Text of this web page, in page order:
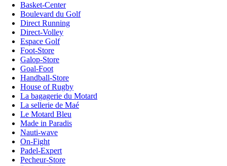
Basket-Center
Boulevard du Golf
Direct Running
Direct-Volley
Espace Golf
Foot-Store
Galop-Store
Goal-Foot
Handball-Store
House of Rugby
La bagagerie du Motard
La sellerie de Maé
Le Motard Bleu
Made in Paradis
Nauti-wave
On-Fight
Padel-Expert
Pecheur-Store